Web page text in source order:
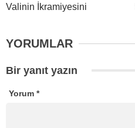
Valinin İkramiyesini
YORUMLAR
Bir yanıt yazın
Yorum *